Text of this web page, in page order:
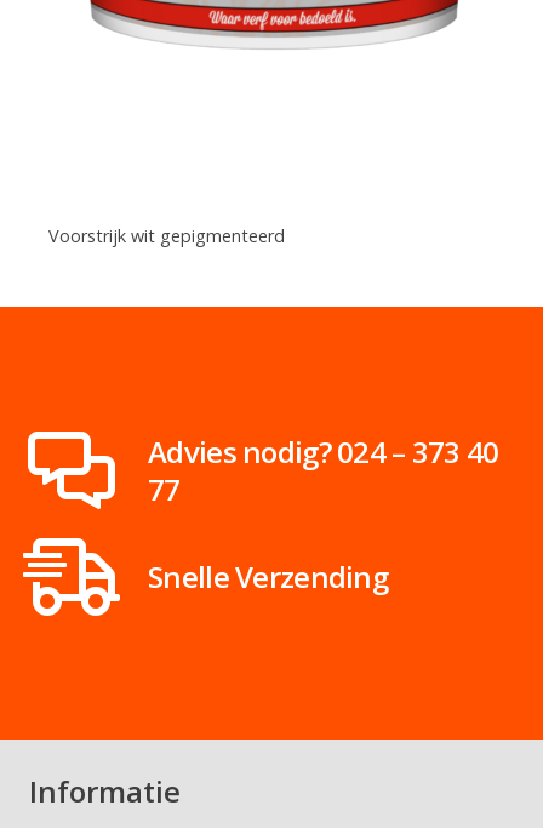
Voorstrijk wit gepigmenteerd
Advies nodig? 024 – 373 40
77
Snelle Verzending
Informatie